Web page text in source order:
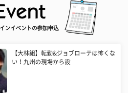
ンイベントの参加申込
【大林組】転勤&ジョブローテは怖くな
い！九州の現場から設